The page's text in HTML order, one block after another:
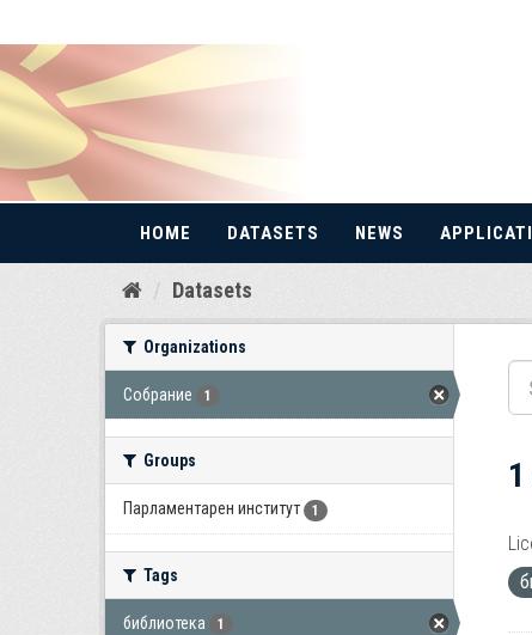
Skip
HOME DATASETS NEWS
Datasets
Organizations
Собрание 1
Groups
Парламентарен институт 1
Tags
библиотека 1